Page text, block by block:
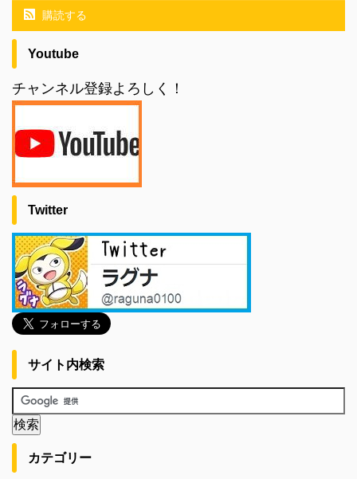
購読する
Youtube
チャンネル登録よろしく！
Twitter
サイト内検索
カテゴリー